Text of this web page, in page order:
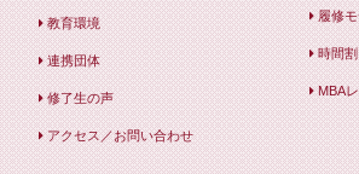
教育環境
連携団体
修了生の声
アクセス／お問い合わせ
履修
時間割
MBA